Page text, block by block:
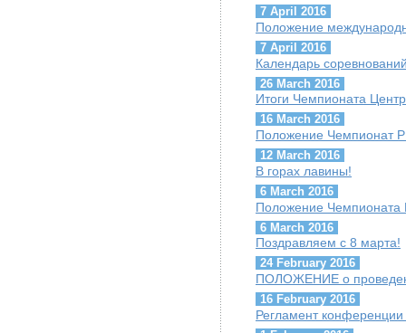
7 April 2016
Положение
7 April 2016
Календарь
26 March 2016
Итоги Чемпионата
16 March 2016
Положение Чемпионат
12 March 2016
В горах лавины!
6 March 2016
Положение Чемпионата
6 March 2016
Поздравляем с 8 марта!
24 February 2016
ПОЛОЖЕНИЕ о
16 February 2016
Регламент конференции